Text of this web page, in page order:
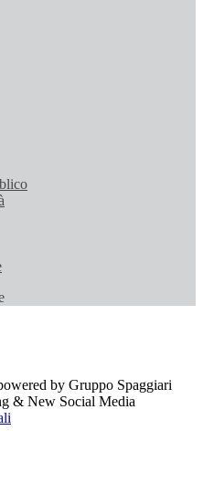
by Gruppo Spaggiari
& New Social Media